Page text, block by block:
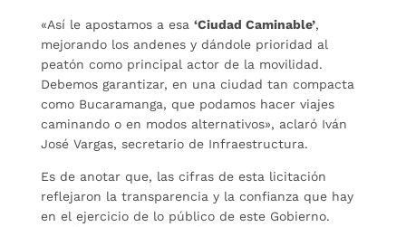
«Así le apostamos a esa ‘Ciudad Caminable’,
mejorando los andenes y dándole prioridad al
peatón como principal actor de la movilidad.
Debemos garantizar, en una ciudad tan compacta
como Bucaramanga, que podamos hacer viajes
caminando o en modos alternativos», aclaró Iván
José Vargas, secretario de Infraestructura.
Es de anotar que, las cifras de esta licitación
reflejaron la transparencia y la confianza que hay
en el ejercicio de lo público de este Gobierno.